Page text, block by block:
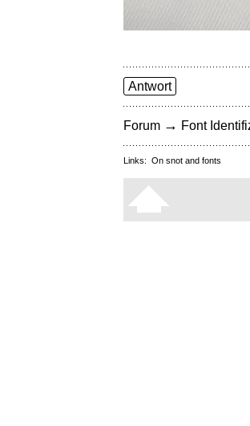
Antwort
Forum → Font
Links: On snot and fonts